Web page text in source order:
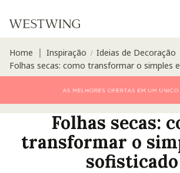
Home Inspiração / Ideias de Decoração
Folhas secas: como transformar o simples
Folhas secas:
transformar o
sofisticado